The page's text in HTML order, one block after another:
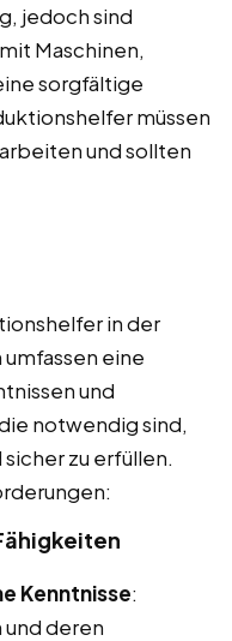
jedoch sind
Maschinen,
sorgfältige
müssen
und sollten
in der
eine
und
notwendig sind,
zu erfüllen.
Kenntnisse:
und deren